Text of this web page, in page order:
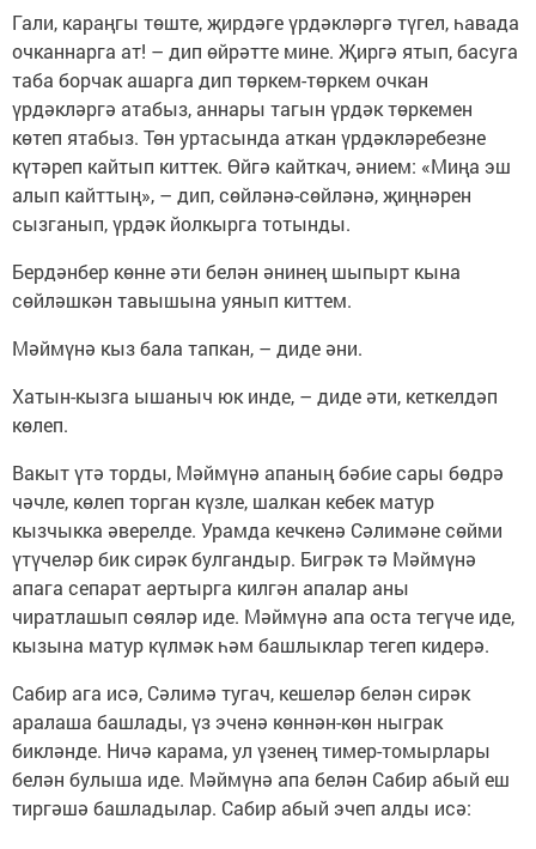
Гали, караңгы төште, җирдәге үрдәкләргә түгел, һавада
очканнарга ат! – дип өйрәтте мине. Җиргә ятып, басуга
таба борчак ашарга дип төркем-төркем очкан
үрдәкләргә атабыз, аннары тагын үрдәк төркемен
көтеп ятабыз. Төн уртасында аткан үрдәкләребезне
күтәреп кайтып киттек. Өйгә кайткач, әнием: «Миңа эш
алып кайттың», – дип, сөйләнә-сөйләнә, җиңнәрен
сызганып, үрдәк йолкырга тотынды.
Бердәнбер көнне әти белән әнинең шыпырт кына
сөйләшкән тавышына уянып киттем.
Мәймүнә кыз бала тапкан, – диде әни.
Хатын-кызга ышаныч юк инде, – диде әти, кеткелдәп
көлеп.
Вакыт үтә торды, Мәймүнә апаның бәбие сары бөдрә
чәчле, көлеп торган күзле, шалкан кебек матур
кызчыкка әверелде. Урамда кечкенә Сәлимәне сөйми
үтүчеләр бик сирәк булгандыр. Бигрәк тә Мәймүнә
апага сепарат аертырга килгән апалар аны
чиратлашып сөяләр иде. Мәймүнә апа оста тегүче иде,
кызына матур күлмәк һәм башлыклар тегеп кидерә.
Сабир ага исә, Сәлимә тугач, кешеләр белән сирәк
аралаша башлады, үз эченә көннән-көн ныграк
бикләнде. Ничә карама, ул үзенең тимер-томырлары
белән булыша иде. Мәймүнә апа белән Сабир абый еш
тиргәшә башладылар. Сабир абый эчеп алды исә: